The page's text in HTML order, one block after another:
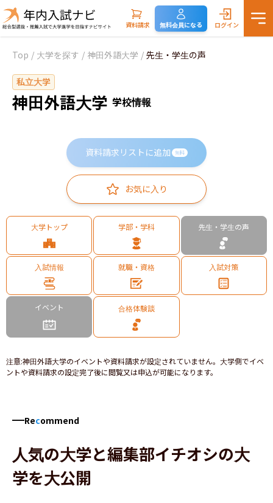
資料請求 無料会員になる ログイン
Top / 大学を探す / 神田外語大学 / 先生・学生の声
私立大学
神田外語大学 学校情報
資料請求リストに追加 無料
お気に入り
大学トップ 学部・学科 先生・学生の声
入試情報 就職・資格 入試対策
イベント 合格体験談
注意:神田外語大学のイベントや資料請求が設定されていません。大学側でイベ
ントや資料請求の設定完了後に閲覧又は申込が可能になります。
Recommend
人気の大学と編集部イチオシの大
学を大公開